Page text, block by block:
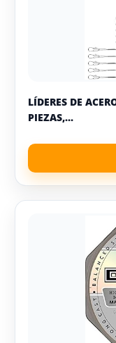
LÍDERES DE
PIEZAS,...